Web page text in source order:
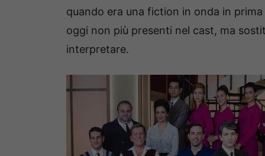
quando era una fiction in onda in
oggi non più presenti nel cast, ma
interpretare.